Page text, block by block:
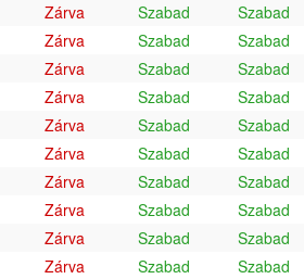
Zárva Szabad
Szabad
Zárva Szabad
Szabad
Zárva Szabad
Szabad
Zárva Szabad
Szabad
Zárva Szabad
Szabad
Zárva Szabad
Szabad
Zárva Szabad
Szabad
Zárva Szabad
Szabad
Zárva Szabad
Szabad
Zárva Szabad
Szabad